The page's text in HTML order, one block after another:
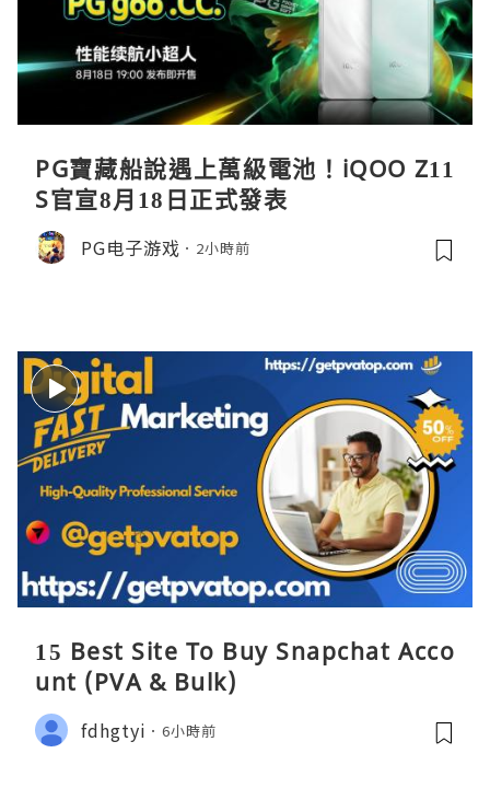
PG寶藏船說遇上萬級電池！iQOO Z11
S官宣8月18日正式發表
PG电子游戏 2小時前
15 Best Site To Buy Snapchat Acco
unt (PVA & Bulk)
fdhgtyi 6小時前